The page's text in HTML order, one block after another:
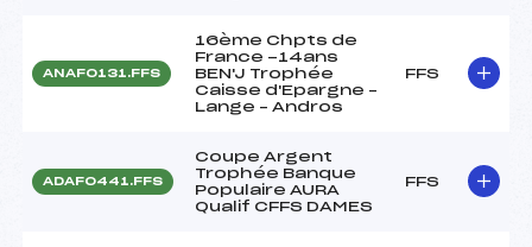
ANAF0131.FFS
16ème Chpts de
France -14ans
BEN'J Trophée
Caisse d'Epargne –
Lange – Andros
FFS
ADAF0441.FFS
Coupe Argent
Trophée Banque
Populaire AURA
Qualif CFFS DAMES
FFS